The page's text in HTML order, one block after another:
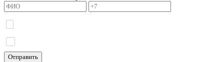
Отправить